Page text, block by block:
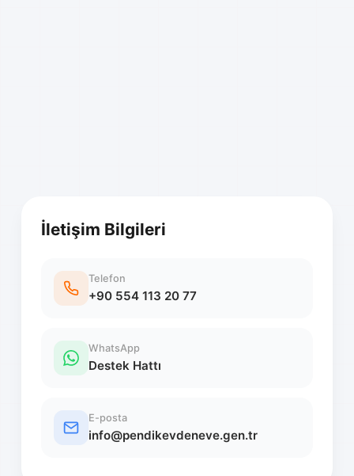
İletişim Bilgileri
Telefon
+90 554 113 20 77
WhatsApp
Destek Hattı
E-posta
info@pendikevdeneve.gen.tr